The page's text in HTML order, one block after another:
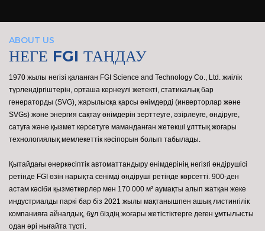
ABOUT US
НЕГЕ FGI ТАҢДАУ
1970 жылы негізі қаланған FGI Science and Technology Co., Ltd. жиілік
түрлендіргіштерін, орташа кернеулі жетекті, статикалық бар
генераторды (SVG), жарылысқа қарсы өнімдерді (инверторлар және
SVGs) және энергия сақтау өнімдерін зерттеуге, әзірлеуге, өндіруге,
сатуға және қызмет көрсетуге маманданған жетекші ұлттық жоғары
технологиялық мемлекеттік кәсіпорын болып табылады.
Қытайдағы өнеркәсіптік автоматтандыру өнімдерінің негізгі өндірушісі
ретінде FGI өзін нарықта сенімді өндіруші ретінде көрсетті. 900-ден
астам кәсіби қызметкерлер мен 170 000 м² аумақты алып жатқан жеке
индустриалды паркі бар біз 2021 жылы мақтанышпен ашық листингілік
компанияға айналдық, бұл біздің жоғары жетістіктерге деген ұмтылысты
одан әрі нығайта түсті.